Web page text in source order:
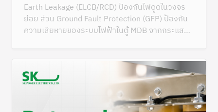
Earth Leakage (ELCB/RCD) ป้องกันไฟดูดในวงจร
ย่อย ส่วน Ground Fault Protection (GFP) ป้องกัน
ความเสียหายของระบบไฟฟ้าในตู้ MDB จากกระแสรั่ว